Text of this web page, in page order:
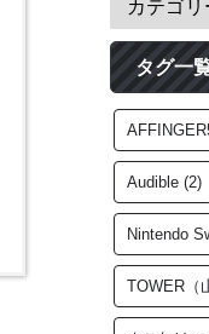
タグ一
Audible (2)
Nintendo
TOWER（